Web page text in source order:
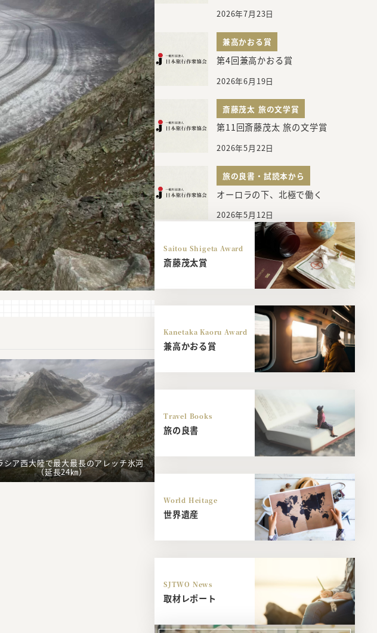
（延長24㎞）
2026年7月23日
兼高かおる賞
第4回兼高かおる賞
2026年6月19日
斎藤茂太 旅の文学賞
第11回斎藤茂太 旅の文学賞
2026年5月22日
旅の良書・試読本から
オーロラの下、北極で働く
2026年5月12日
Saitou Shigeta Award
斎藤茂太賞
Kanetaka Kaoru Award
兼高かおる賞
Travel Books
旅の良書
World Heitage
世界遺産
SJTWO News
取材レポート